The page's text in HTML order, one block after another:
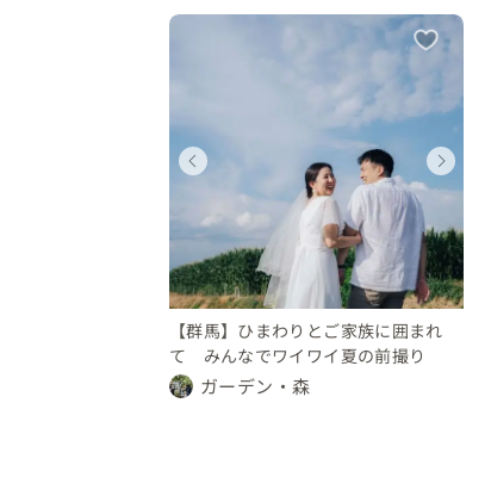
ウェディングフォト
群馬県
〜 10 万円
【群馬】ひまわりとご家族に囲まれ
て みんなでワイワイ夏の前撮り
ガーデン・森
ウェディングフォト
長野県
〜 10 万円
ウェディング
長野県
250 〜 300 万円